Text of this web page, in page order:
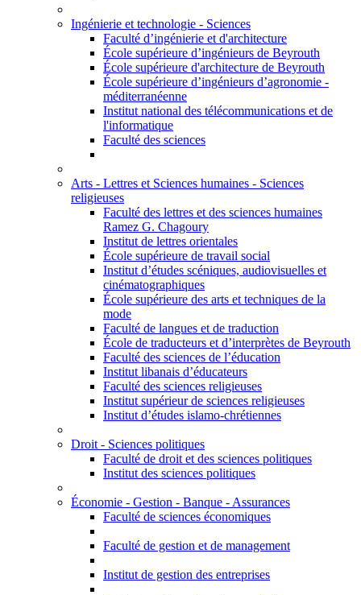
Ingénierie et technologie - Sciences
Faculté d’ingénierie et d'architecture
École supérieure d’ingénieurs de Beyrouth
École supérieure d'architecture de Beyrouth
École supérieure d’ingénieurs d’agronomie -
méditerranéenne
Institut national des télécommunications et de
l'informatique
Faculté des sciences
Arts - Lettres et Sciences humaines - Sciences
religieuses
Faculté des lettres et des sciences humaines
Ramez G. Chagoury
Institut de lettres orientales
École supérieure de travail social
Institut d’études scéniques, audiovisuelles et
cinématographiques
École supérieure des arts et techniques de la
mode
Faculté de langues et de traduction
École de traducteurs et d’interprètes de Beyrouth
Faculté des sciences de l’éducation
Institut libanais d’éducateurs
Faculté des sciences religieuses
Institut supérieur de sciences religieuses
Institut d’études islamo-chrétiennes
Droit - Sciences politiques
Faculté de droit et des sciences politiques
Institut des sciences politiques
Économie - Gestion - Banque - Assurances
Faculté de sciences économiques
Faculté de gestion et de management
Institut de gestion des entreprises